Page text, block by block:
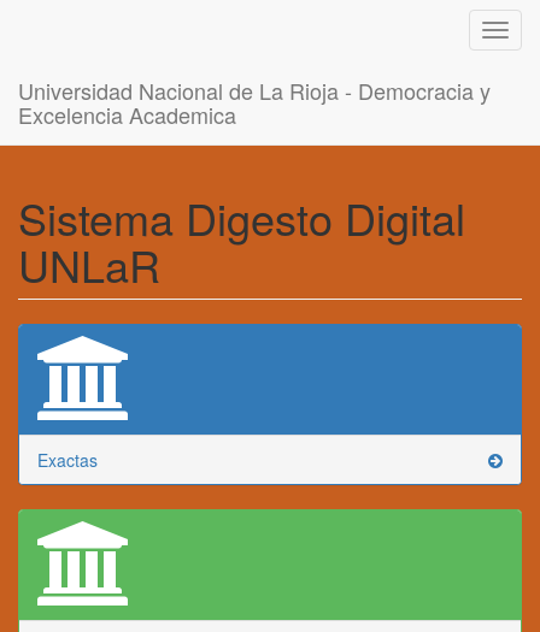
Universidad Nacional de La Rioja - Democracia y
Excelencia Academica
Sistema Digesto Digital
UNLaR
Exactas